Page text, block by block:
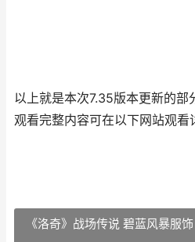
以上就是本次7.35版本更新的部
观看完整内容可在以下网站观看
《洛奇》战场传说 碧蓝风暴服